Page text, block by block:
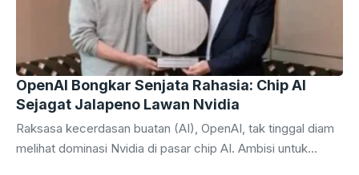
OpenAI Bongkar Senjata Rahasia: Chip AI
Sejagat Jalapeno Lawan Nvidia
Raksasa kecerdasan buatan (AI), OpenAI, tak tinggal diam
melihat dominasi Nvidia di pasar chip AI. Ambisi untuk